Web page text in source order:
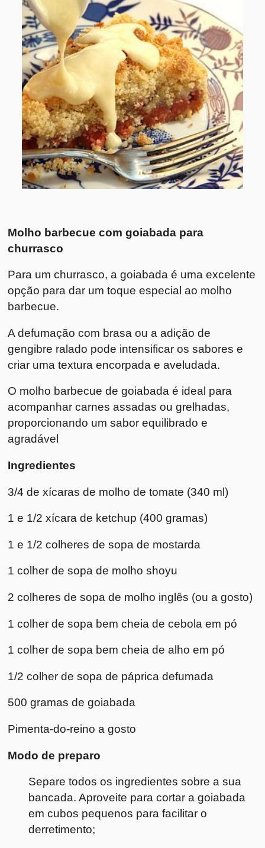
Molho barbecue com goiabada para
churrasco
Para um churrasco, a goiabada é uma excelente
opção para dar um toque especial ao molho
barbecue.
A defumação com brasa ou a adição de
gengibre ralado pode intensificar os sabores e
criar uma textura encorpada e aveludada.
O molho barbecue de goiabada é ideal para
acompanhar carnes assadas ou grelhadas,
proporcionando um sabor equilibrado e
agradável
Ingredientes
3/4 de xícaras de molho de tomate (340 ml)
1 e 1/2 xícara de ketchup (400 gramas)
1 e 1/2 colheres de sopa de mostarda
1 colher de sopa de molho shoyu
2 colheres de sopa de molho inglês (ou a gosto)
1 colher de sopa bem cheia de cebola em pó
1 colher de sopa bem cheia de alho em pó
1/2 colher de sopa de páprica defumada
500 gramas de goiabada
Pimenta-do-reino a gosto
Modo de preparo
Separe todos os ingredientes sobre a sua
bancada. Aproveite para cortar a goiabada
em cubos pequenos para facilitar o
derretimento;